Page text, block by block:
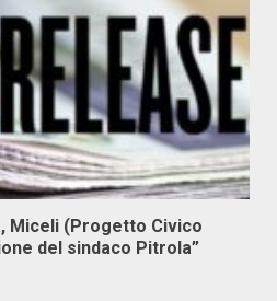
Miceli (Progetto Civico
del sindaco Pitrola”